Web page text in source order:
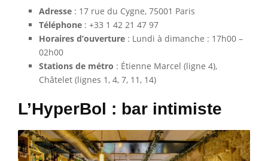
Adresse : 17 rue du Cygne, 75001 Paris
Téléphone : +33 1 42 21 47 97
Horaires d’ouverture : Lundi à dimanche : 17h00 –
02h00
Stations de métro : Étienne Marcel (ligne 4),
Châtelet (lignes 1, 4, 7, 11, 14)
L’HyperBol : bar intimiste